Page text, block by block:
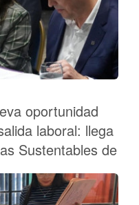
oportunidad
laboral: llega
Sustentables de